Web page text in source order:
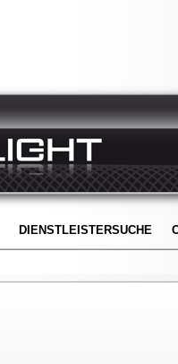
DIENSTLEISTERSUCHE